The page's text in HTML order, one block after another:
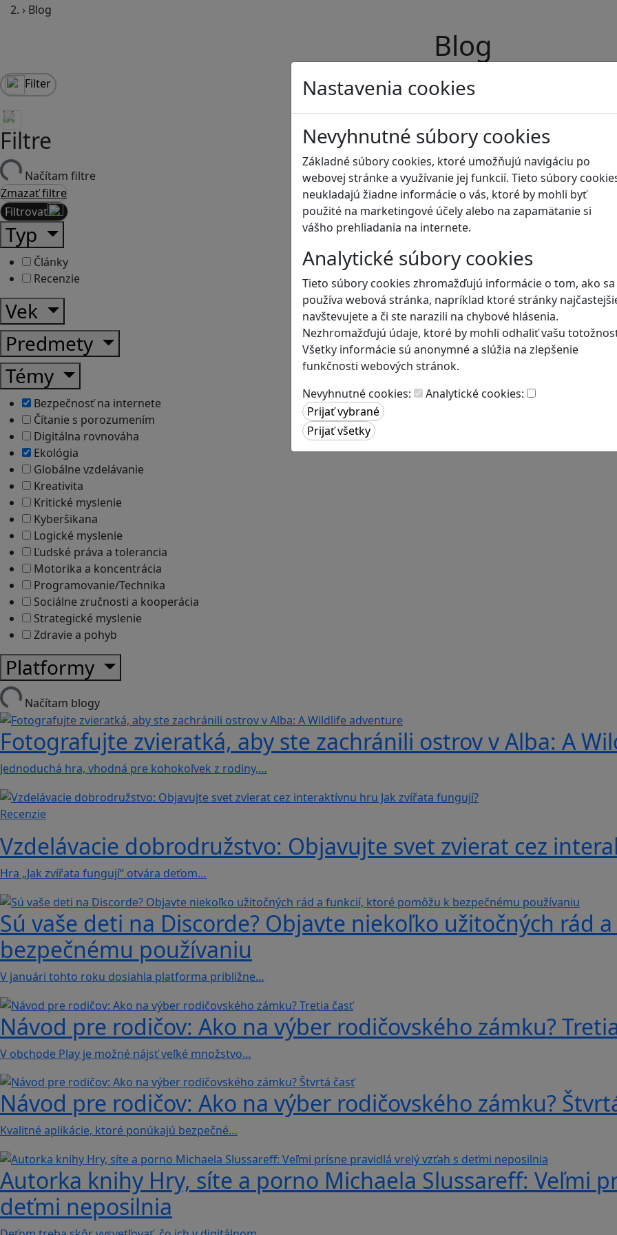
Nastavenia cookies
Nevyhnutné súbory cookies
Základné súbory cookies, ktoré umožňujú navigáciu po
webovej stránke a využívanie jej funkcií. Tieto súbory
neukladajú žiadne informácie o vás, ktoré by mohli byť
použité na marketingové účely alebo na zapamätanie si
vášho prehliadania na internete.
Analytické súbory cookies
Tieto súbory cookies zhromažďujú informácie o tom, ako sa
používa webová stránka, napríklad ktoré stránky
navštevujete a či ste narazili na chybové hlásenia.
Nezhromažďujú údaje, ktoré by mohli odhaliť vašu
Všetky informácie sú anonymné a slúžia na zlepšenie
funkčnosti webových stránok.
Nevyhnutné cookies:
Analytické cookies:
› Blog
Blog
Filter
Filtre
Načítam filtre
Zmazať filtre
Filtrovať
Typ
Články
Recenzie
Vek
Predmety
Témy
Bezpečnosť na internete
Čítanie s porozumením
Digitálna rovnováha
Ekológia
Globálne vzdelávanie
Kreativita
Kritické myslenie
Kyberšikana
Logické myslenie
Ľudské práva a tolerancia
Motorika a koncentrácia
Programovanie/Technika
Sociálne zručnosti a kooperácia
Strategické myslenie
Zdravie a pohyb
Platformy
Načítam blogy
Fotografujte zvieratká, aby ste zachránili ostrov v Alba: A
Jednoduchá hra, vhodná pre kohokoľvek z rodiny,…
Recenzie
Vzdelávacie dobrodružstvo: Objavujte svet zvierat cez
Hra „Jak zvířata fungují“ otvára deťom…
Sú vaše deti na Discorde? Objavte niekoľko užitočných rád
bezpečnému používaniu
V januári tohto roku dosiahla platforma približne…
Návod pre rodičov: Ako na výber rodičovského zámku?
V obchode Play je možné nájsť veľké množstvo…
Návod pre rodičov: Ako na výber rodičovského zámku?
Kvalitné aplikácie, ktoré ponúkajú bezpečné…
Autorka knihy Hry, síte a porno Michaela Slussareff: Veľmi
deťmi neposilnia